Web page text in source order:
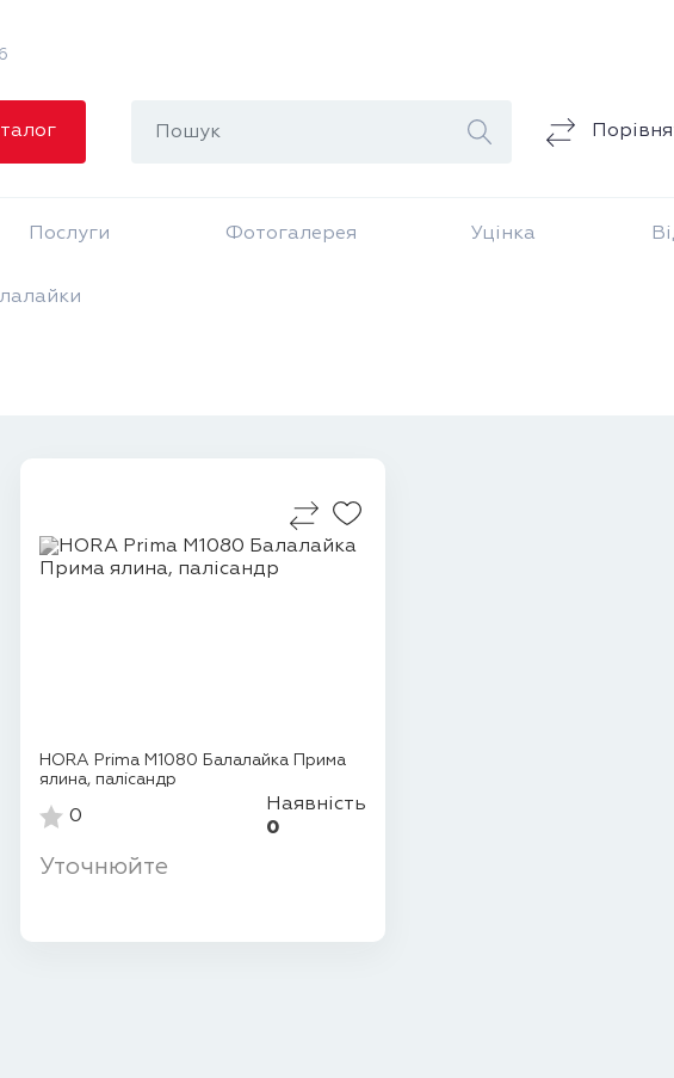
Послуги Фотогалерея Уцінка
HORA Prima M1080 Балалайка Прима
ялина, палісандр
0
Наявність
0
Уточнюйте